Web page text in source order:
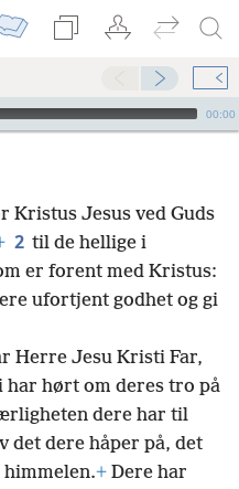
00:00
Kristus Jesus ved Guds
2 til de hellige i
er forent med Kristus:
ufortjent godhet og gi
Herre Jesu Kristi Far,
har hørt om deres tro på
dere har til
det dere håper på, det
+ Dere har